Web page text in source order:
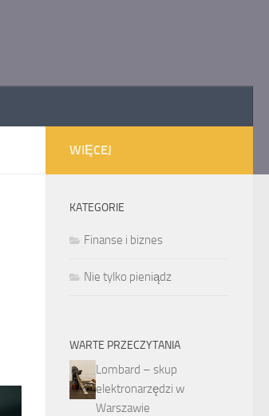
WIĘCEJ
KATEGORIE
Finanse i biznes
Nie tylko pieniądz
WARTE PRZECZYTANIA
Lombard – skup
elektronarzędzi w
Warszawie